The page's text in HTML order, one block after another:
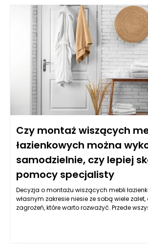
szereg produktów, które mają na celu
dolegliwości. Wśród nich często wymienia
pielęgnacji zębów. Jakie są ich
mogą przyczynić się do walki z
Czy montaż wiszących
łazienkowych można
samodzielnie, czy lepiej
pomocy specjalisty
Decyzja o montażu wiszących mebli
własnym zakresie niesie ze sobą wiele
zagrożeń, które warto rozważyć. Przede
doskonałym sposobem na zaoszczędzenie